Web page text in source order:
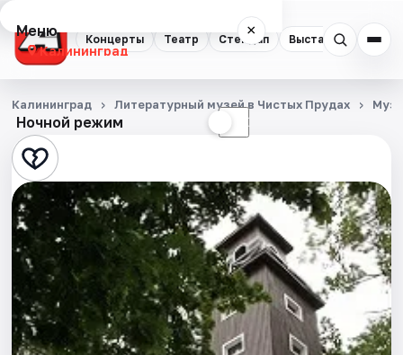
Концерты Театр Стендап Выставки
Меню ×
Калининград
Концерты
Театр
Стендап
Выставки
Экскурсии
Спорт
События
Ночной режим ☾
Калининград Литературный музей в Чистых Прудах